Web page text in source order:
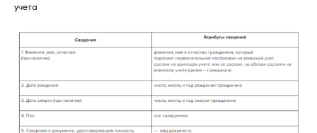
учета